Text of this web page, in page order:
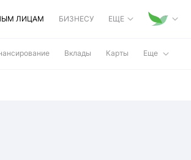
ЛИЦАМ БИЗНЕСУ ЕЩЕ
Вклады Карты Еще